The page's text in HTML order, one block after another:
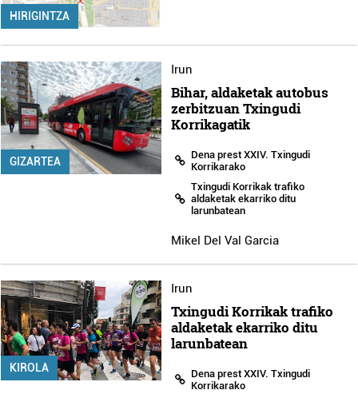
HIRIGINTZA
GIZARTEA
Irun
Bihar, aldaketak autobus
zerbitzuan Txingudi
Korrikagatik
Dena prest XXIV. Txingudi
Korrikarako
Txingudi Korrikak trafiko
aldaketak ekarriko ditu
larunbatean
Mikel Del Val Garcia
KIROLA
Irun
Txingudi Korrikak trafiko
aldaketak ekarriko ditu
larunbatean
Dena prest XXIV. Txingudi
Korrikarako